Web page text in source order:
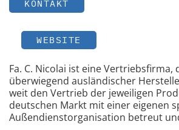
KONTAKT
WEBSITE
Fa. C. Nicolai ist eine Vertriebsfirma,
überwiegend ausländischer
weit den Vertrieb der jeweiligen
deutschen Markt mit einer eigenen
Außendienstorganisation betreut